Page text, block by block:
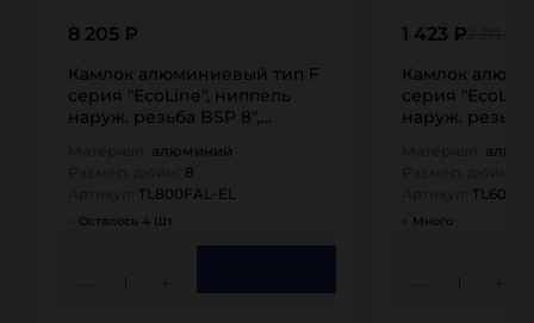
8 205 ₽
Камлок алюминиевый тип F
серия "EcoLine", ниппель
наруж. резьба BSP 8",
алюминий
8
TL800FAL-EL
Осталось 4 Шт
1 423 ₽
Камлок
серия
наруж. резьба
Много